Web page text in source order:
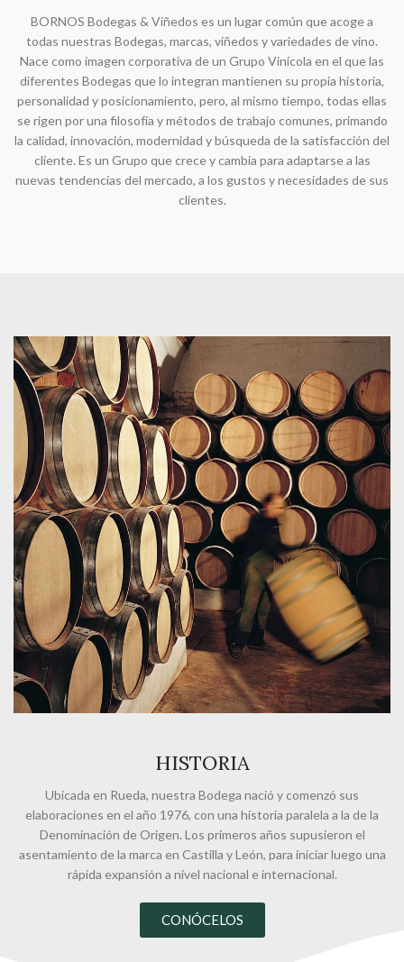
BORNOS Bodegas & Viñedos es un lugar común que acoge a
todas nuestras Bodegas, marcas, viñedos y variedades de vino.
Nace como imagen corporativa de un Grupo Vinícola en el que las
diferentes Bodegas que lo integran mantienen su propia historia,
personalidad y posicionamiento, pero, al mismo tiempo, todas ellas
se rigen por una filosofía y métodos de trabajo comunes, primando
la calidad, innovación, modernidad y búsqueda de la satisfacción del
cliente. Es un Grupo que crece y cambia para adaptarse a las
nuevas tendencias del mercado, a los gustos y necesidades de sus
clientes.
HISTORIA
Ubicada en Rueda, nuestra Bodega nació y comenzó sus
elaboraciones en el año 1976, con una historia paralela a la de la
Denominación de Origen. Los primeros años supusieron el
asentamiento de la marca en Castilla y León, para iniciar luego una
rápida expansión a nivel nacional e internacional.
CONÓCELOS